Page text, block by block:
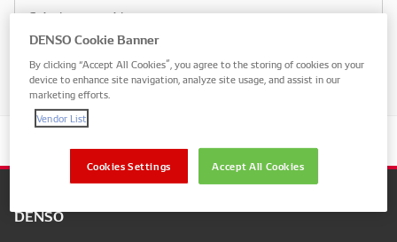
Seleziona marchio
Seleziona modello
DENSO
DENSO Cookie Banner
By clicking “Accept All Cookies”, you agree to the storing of cookies on your
device to enhance site navigation, analyze site usage, and assist in our
marketing efforts.
Vendor List
Accept All Cookies
Cookies Settings